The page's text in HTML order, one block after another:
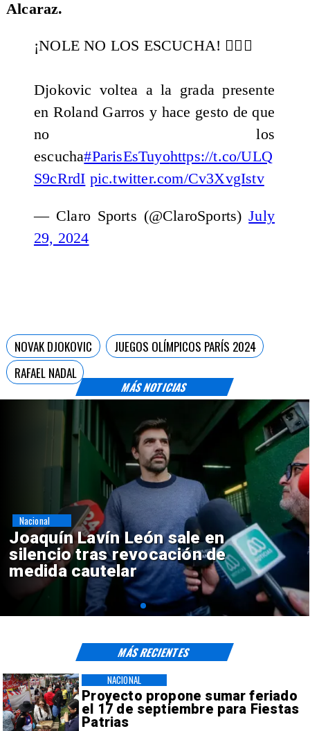
MÁS NOTICIAS
Alcaraz.
¡NOLE NO LOS ESCUCHA! 👂🏻🤫
Djokovic voltea a la grada presente
en Roland Garros y hace gesto de que
no los
escucha#ParisEsTuyohttps://t.co/ULQ
S9cRrdI pic.twitter.com/Cv3XvgIstv
— Claro Sports (@ClaroSports)July
29, 2024
NOVAK DJOKOVIC
JUEGOS OLÍMPICOS PARÍS 2024
RAFAEL NADAL
Chile y Venezuela formalizan
reinicio de relaciones
consulares
Nacional
Proyecto propone sumar feriado
el 17 de septiembre para Fiestas
Patrias
NACIONAL
MÁS RECIENTES